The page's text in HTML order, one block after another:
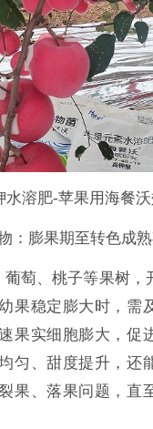
水溶肥-苹果用海餐
：膨果期至转色成
葡萄、桃子等果树，
果稳定膨大时，需
果实细胞膨大，促
匀、甜度提升，还
果、落果问题，直